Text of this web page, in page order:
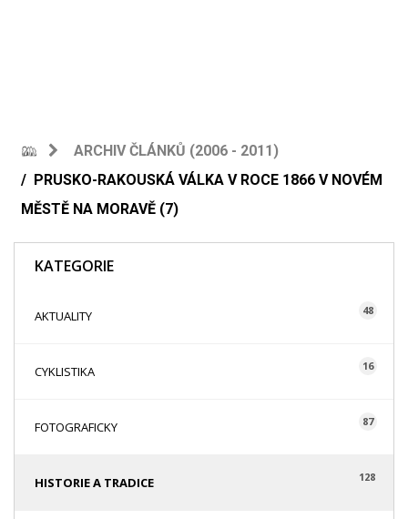
ARCHIV ČLÁNKŮ (2006 - 2011)
PRUSKO-RAKOUSKÁ VÁLKA V ROCE 1866 V NOVÉM
MĚSTĚ NA MORAVĚ (7)
KATEGORIE
AKTUALITY 48
CYKLISTIKA 16
FOTOGRAFICKY 87
HISTORIE A TRADICE 128